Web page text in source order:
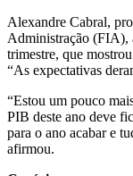
Alexandre Cabral,
Administração (FIA),
trimestre, que
“As expectativas
“Estou um pouco
PIB deste ano deve
para o ano acabar e
afirmou.